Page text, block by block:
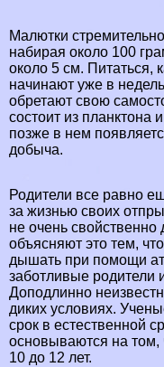
Малютки
набирая около 100
около 5 см. Питаться,
начинают уже в
обретают свою
состоит из планктона
позже в нем
добыча.
Родители все равно
за жизнью своих
не очень
объясняют это тем,
дышать при помощи
заботливые родители
Доподлинно
диких условиях.
срок в естественной
основываются на
10 до 12 лет.